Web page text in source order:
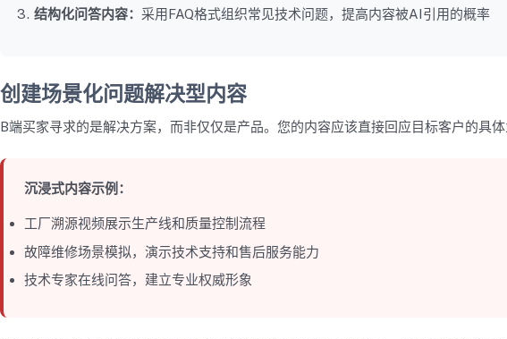
结构化问答内容： 采用FAQ格式组织常见技术问题，提高内容被AI引用的概率
创建场景化问题解决型内容
B端买家寻求的是解决方案，而非仅仅是产品。您的内容应该直接回应目标客户的具体
沉浸式内容示例：
工厂溯源视频展示生产线和质量控制流程
故障维修场景模拟，演示技术支持和售后服务能力
技术专家在线问答，建立专业权威形象